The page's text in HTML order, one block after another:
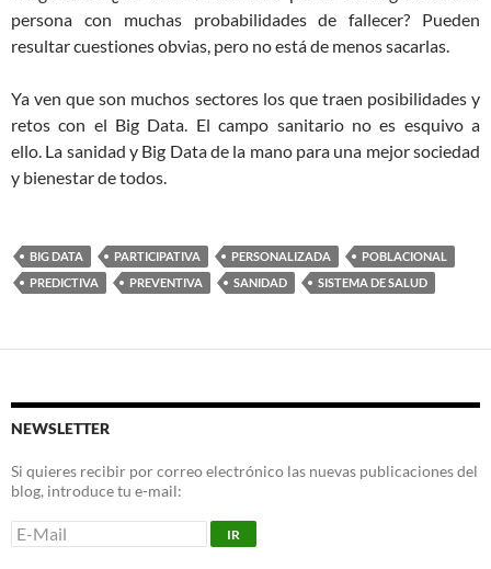
persona con muchas probabilidades de fallecer? Pueden
resultar cuestiones obvias, pero no está de menos sacarlas.
Ya ven que son muchos sectores los que traen posibilidades y
retos con el Big Data. El campo sanitario no es esquivo a
ello. La sanidad y Big Data de la mano para una mejor sociedad
y bienestar de todos.
BIG DATA PARTICIPATIVA PERSONALIZADA
POBLACIONAL
PREDICTIVA
PREVENTIVA SANIDAD SISTEMA DE SALUD
NEWSLETTER
Si quieres recibir por correo electrónico las nuevas publicaciones del
blog, introduce tu e-mail: